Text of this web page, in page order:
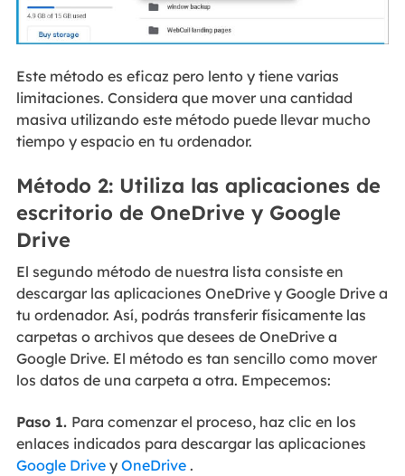
Este método es eficaz pero lento y tiene varias
limitaciones. Considera que mover una cantidad
masiva utilizando este método puede llevar mucho
tiempo y espacio en tu ordenador.
Método 2: Utiliza las aplicaciones de
escritorio de OneDrive y Google
Drive
El segundo método de nuestra lista consiste en
descargar las aplicaciones OneDrive y Google Drive a
tu ordenador. Así, podrás transferir físicamente las
carpetas o archivos que desees de OneDrive a
Google Drive. El método es tan sencillo como mover
los datos de una carpeta a otra. Empecemos:
Paso 1. Para comenzar el proceso, haz clic en los
enlaces indicados para descargar las aplicaciones
Google Drivey OneDrive .